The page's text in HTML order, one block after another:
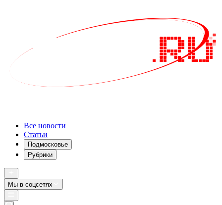
Все новости
Статьи
Подмосковье
Рубрики
Мы в соцсетях